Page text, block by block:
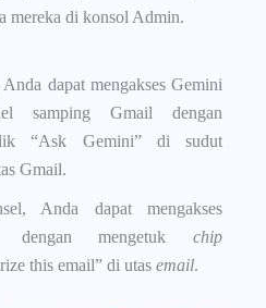
mereka di konsol Admin.
Anda dapat mengakses Gemini
samping Gmail dengan
“Ask Gemini” di sudut
Gmail.
Anda dapat mengakses
dengan mengetuk chip
this email” di utas email.